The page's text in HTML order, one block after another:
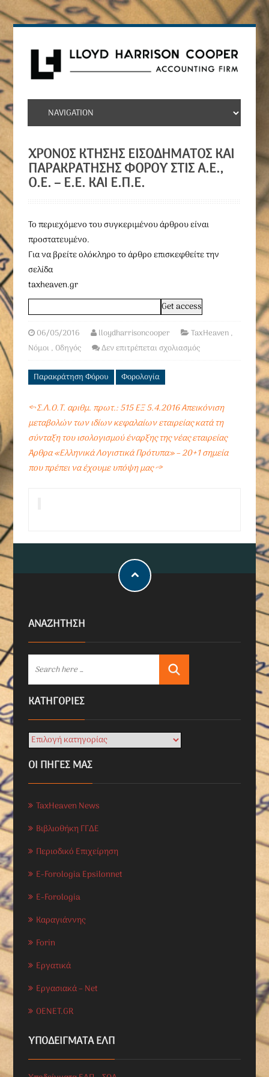
ΧΡΌΝΟΣ ΚΤΉΣΗΣ ΕΙΣΟΔΉΜΑΤΟΣ ΚΑΙ
ΠΑΡΑΚΡΆΤΗΣΗΣ ΦΌΡΟΥ ΣΤΙΣ Α.Ε.,
Ο.Ε. – Ε.Ε. ΚΑΙ Ε.Π.Ε.
To περιεχόμενο του συγκεριμένου άρθρου είναι
προστατευμένο.
Για να βρείτε ολόκληρο το άρθρο επισκεφθείτε την
σελίδα
taxheaven.gr
06/05/2016 lloydharrisoncooper TaxHeaven,
Νόμοι , Οδηγός Δεν επιτρέπεται σχολιασμός
Παρακράτηση Φόρου Φορολογία
←Σ.Λ.Ο.Τ. αριθμ. πρωτ.: 515 ΕΞ 5.4.2016 Απεικόνιση
μεταβολών των ιδίων κεφαλαίων εταιρείας κατά τη
σύνταξη του ισολογισμού έναρξης της νέας εταιρείας
Άρθρα «Ελληνικά Λογιστικά Πρότυπα» – 20+1 σημεία
που πρέπει να έχουμε υπόψη μας→
ΑΝΑΖΗΤΗΣΗ
KΑΤΗΓΟΡΊΕΣ
ΟΙ ΠΗΓΕΣ ΜΑΣ
TaxHeaven News
Βιβλιοθήκη ΓΓΔΕ
Περιοδικό Επιχείρηση
E-Forologia Epsilonnet
E-Forologia
Καραγιάννης
Forin
Εργατικά
Εργασιακά – Net
OENET.GR
ΥΠΟΔΕΊΓΜΑΤΑ ΕΛΠ